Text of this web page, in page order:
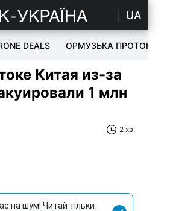
UA
DEALS ОРМУЗЬКА ПРОТОКА
Китая из-за
1 млн
2 хв
на шум! Читай тільки